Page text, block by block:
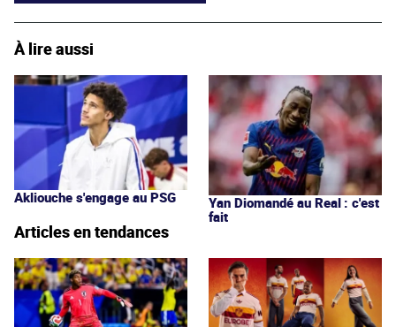
À lire aussi
Akliouche s'engage au PSG
Yan Diomandé au Real : c'est
fait
Articles en tendances